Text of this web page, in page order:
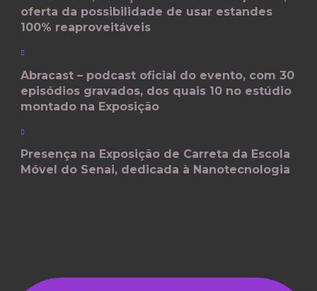
oferta da possibilidade de usar estandes
100% reaproveitáveis
Abracast – podcast oficial do evento, com 30
episódios gravados, dos quais 10 no estúdio
montado na Exposição
Presença na Exposição de Carreta da Escola
Móvel do Senai, dedicada à Nanotecnologia